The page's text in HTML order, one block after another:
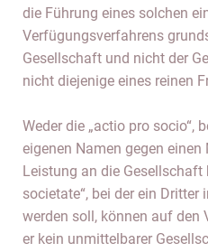
die Führung eines solchen
Verfügungsverfahrens
Gesellschaft und nicht der
nicht diejenige eines reinen
Weder die „actio pro socio“,
eigenen Namen gegen
Leistung an die Gesellschaft
societate“, bei der ein
werden soll, können auf den
er kein unmittelbarer